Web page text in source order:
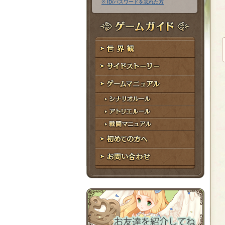
ア
ド
レ
ス
ー
ド
※ ID/パスワードを忘れた方
ゲームガイド
世界観
サイドストーリー
ゲームマニュアル
シナリオルール
アトリエルール
戦闘マニュアル
初めての方へ
お問い合わせ